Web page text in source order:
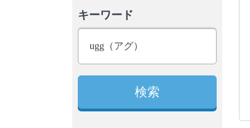
キーワード
検索